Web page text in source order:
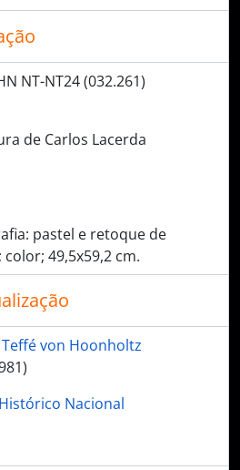
NT-NT24 (032.261)
de Carlos Lacerda
pastel e retoque de
color; 49,5x59,2 cm.
von Hoonholtz
Nacional